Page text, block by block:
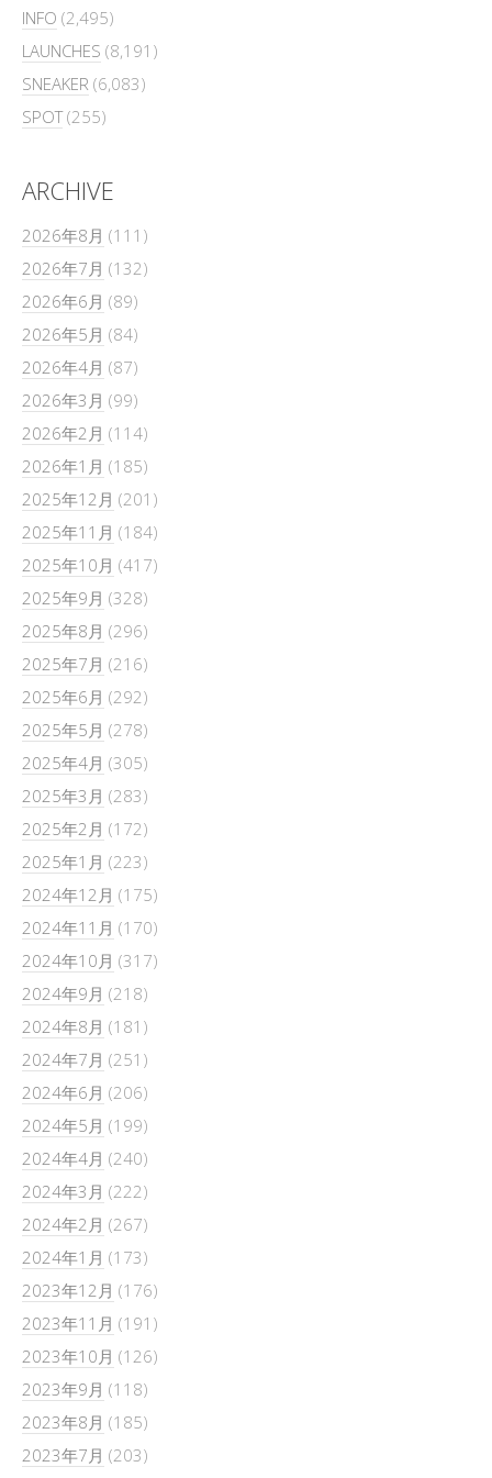
INFO (2,495)
LAUNCHES (8,191)
SNEAKER (6,083)
SPOT(255)
ARCHIVE
2026年8月 (111)
2026年7月 (132)
2026年6月 (89)
2026年5月 (84)
2026年4月 (87)
2026年3月 (99)
2026年2月 (114)
2026年1月 (185)
2025年12月 (201)
2025年11月 (184)
2025年10月 (417)
2025年9月 (328)
2025年8月 (296)
2025年7月 (216)
2025年6月 (292)
2025年5月 (278)
2025年4月 (305)
2025年3月 (283)
2025年2月 (172)
2025年1月 (223)
2024年12月 (175)
2024年11月 (170)
2024年10月 (317)
2024年9月 (218)
2024年8月 (181)
2024年7月 (251)
2024年6月 (206)
2024年5月 (199)
2024年4月 (240)
2024年3月 (222)
2024年2月 (267)
2024年1月 (173)
2023年12月 (176)
2023年11月 (191)
2023年10月 (126)
2023年9月 (118)
2023年8月 (185)
2023年7月 (203)